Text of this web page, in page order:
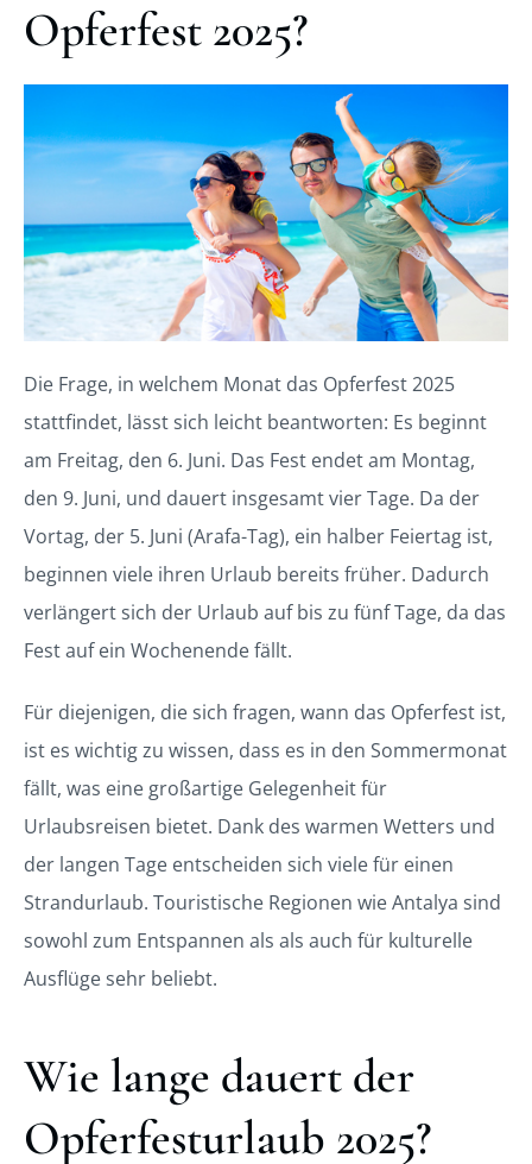
Opferfest 2025?
Die Frage, in welchem Monat das Opferfest 2025
stattfindet, lässt sich leicht beantworten: Es beginnt
am Freitag, den 6. Juni. Das Fest endet am Montag,
den 9. Juni, und dauert insgesamt vier Tage. Da der
Vortag, der 5. Juni (Arafa-Tag), ein halber Feiertag ist,
beginnen viele ihren Urlaub bereits früher. Dadurch
verlängert sich der Urlaub auf bis zu fünf Tage, da das
Fest auf ein Wochenende fällt.
Für diejenigen, die sich fragen, wann das Opferfest ist,
ist es wichtig zu wissen, dass es in den Sommermonat
fällt, was eine großartige Gelegenheit für
Urlaubsreisen bietet. Dank des warmen Wetters und
der langen Tage entscheiden sich viele für einen
Strandurlaub. Touristische Regionen wie Antalya sind
sowohl zum Entspannen als als auch für kulturelle
Ausflüge sehr beliebt.
Wie lange dauert der
Opferfesturlaub 2025?